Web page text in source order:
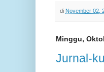
di November 02,
Minggu,
Jurnal-